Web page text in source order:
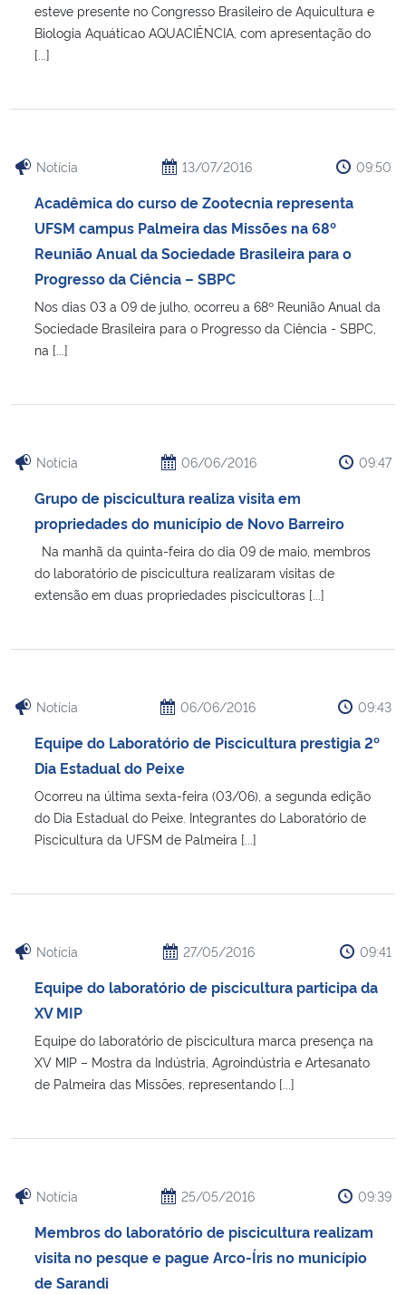
esteve presente no Congresso Brasileiro de Aquicultura e
Biologia Aquáticao AQUACIÊNCIA, com apresentação do
[...]
Notícia 13/07/2016 09:50
Acadêmica do curso de Zootecnia representa
UFSM campus Palmeira das Missões na 68º
Reunião Anual da Sociedade Brasileira para o
Progresso da Ciência – SBPC
Nos dias 03 a 09 de julho, ocorreu a 68º Reunião Anual da
Sociedade Brasileira para o Progresso da Ciência - SBPC,
na [...]
Notícia 06/06/2016 09:47
Grupo de piscicultura realiza visita em
propriedades do município de Novo Barreiro
Na manhã da quinta-feira do dia 09 de maio, membros
do laboratório de piscicultura realizaram visitas de
extensão em duas propriedades piscicultoras [...]
Notícia 06/06/2016 09:43
Equipe do Laboratório de Piscicultura prestigia 2º
Dia Estadual do Peixe
Ocorreu na última sexta-feira (03/06), a segunda edição
do Dia Estadual do Peixe. Integrantes do Laboratório de
Piscicultura da UFSM de Palmeira [...]
Notícia 27/05/2016 09:41
Equipe do laboratório de piscicultura participa da
XV MIP
Equipe do laboratório de piscicultura marca presença na
XV MIP – Mostra da Indústria, Agroindústria e Artesanato
de Palmeira das Missões, representando [...]
Notícia 25/05/2016 09:39
Membros do laboratório de piscicultura realizam
visita no pesque e pague Arco-Íris no município
de Sarandi